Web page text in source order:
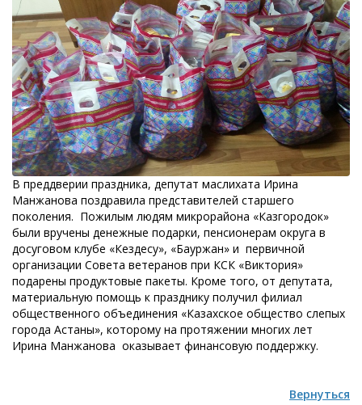
В преддверии праздника, депутат маслихата Ирина
Манжанова поздравила представителей старшего
поколения. Пожилым людям микрорайона «Казгородок»
были вручены денежные подарки, пенсионерам округа в
досуговом клубе «Кездесу», «Бауржан» и первичной
организации Совета ветеранов при КСК «Виктория»
подарены продуктовые пакеты. Кроме того, от депутата,
материальную помощь к празднику получил филиал
общественного объединения «Казахское общество слепых
города Астаны», которому на протяжении многих лет
Ирина Манжанова оказывает финансовую поддержку.
Вернуться